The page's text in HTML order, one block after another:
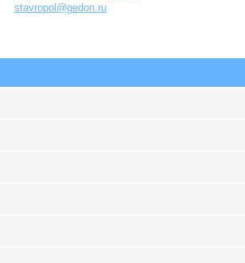
stavropol@gedon.ru